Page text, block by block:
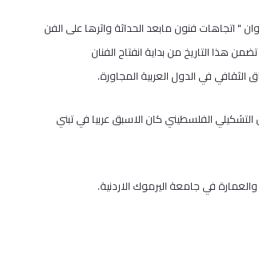
" اتجاهات فنون مابعد الحداثة واثرها على الفن
المتحولات التي اصابت الخطاب الفكري والجمالي الفلسطيني بعد العام 1993 بما تضمن هذا التاريخ من بداية انفتاح الفنان
في الدول العربية المجاورة.
الفلسطيني كان الاسبق عربيا في تبني
في جامعة اليرموك الاردنية.